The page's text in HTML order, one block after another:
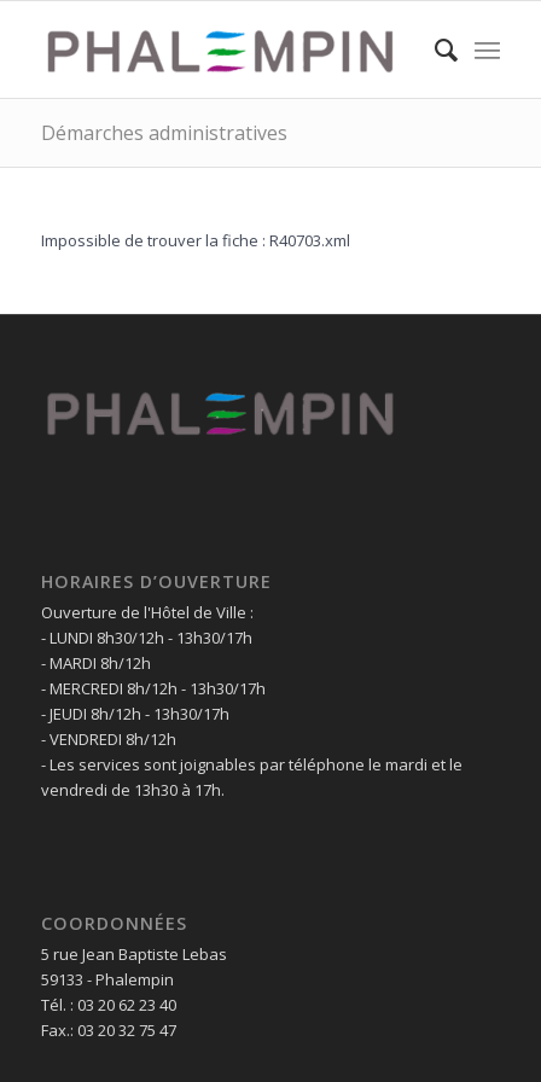
Démarches administratives
Impossible de trouver la fiche : R40703.xml
HORAIRES D’OUVERTURE
Ouverture de l'Hôtel de Ville :
- LUNDI 8h30/12h - 13h30/17h
- MARDI 8h/12h
- MERCREDI 8h/12h - 13h30/17h
- JEUDI 8h/12h - 13h30/17h
- VENDREDI 8h/12h
- Les services sont joignables par téléphone le mardi et le
vendredi de 13h30 à 17h.
COORDONNÉES
5 rue Jean Baptiste Lebas
59133 - Phalempin
Tél. : 03 20 62 23 40
Fax.: 03 20 32 75 47